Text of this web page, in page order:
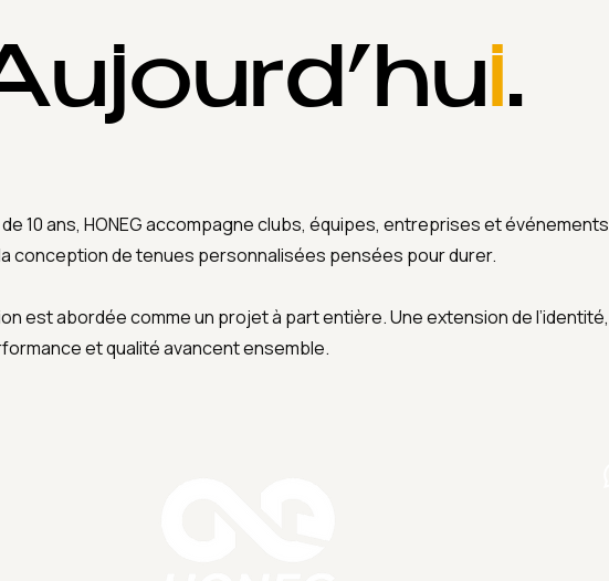
i.
10 ans, HONEG accompagne clubs, équipes, entreprises et événements
conception de tenues personnalisées pensées pour durer.
est abordée comme un projet à part entière. Une extension de l’identité,
et qualité avancent ensemble.